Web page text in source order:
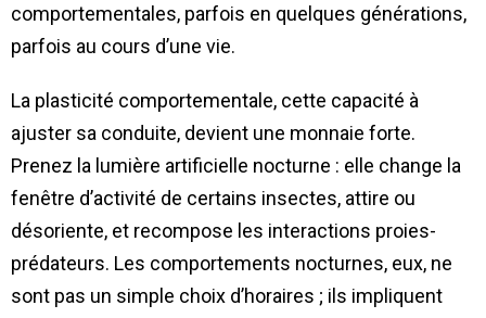
comportementales, parfois en quelques générations,
parfois au cours d’une vie.
La plasticité comportementale, cette capacité à
ajuster sa conduite, devient une monnaie forte.
Prenez la lumière artificielle nocturne : elle change la
fenêtre d’activité de certains insectes, attire ou
désoriente, et recompose les interactions proies-
prédateurs. Les comportements nocturnes, eux, ne
sont pas un simple choix d’horaires ; ils impliquent